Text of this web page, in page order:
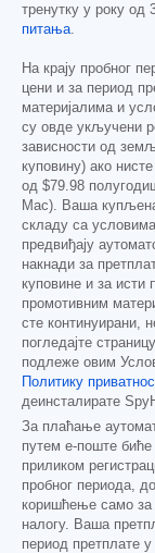
тренутку у року од
питања.
На крају пробног
цени и за период
материјалима и
су овде укључени
зависности од
куповину) ако
од $79.98
Mac). Ваша
складу са условима
предвиђају
накнади за
куповине и за исти
промотивним
сте континуирани,
погледајте
подлеже овим
Политику
деинсталирате
За плаћање
путем е-поште
приликом
пробног периода,
коришћење само за
налогу. Ваша
период претплате